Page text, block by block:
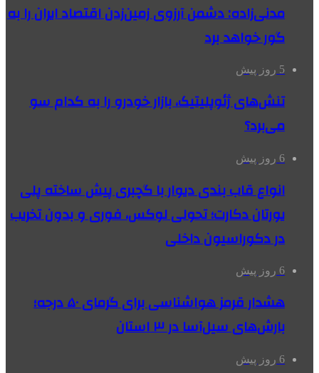
مدنی‌زاده: دشمن آرزوی زمین‌زدن اقتصاد ایران را به
گور خواهد برد
5 روز پیش
تنش‌های ژئوپلیتیک، بازار خودرو را به کدام سو
می‌برد؟
6 روز پیش
انواع قاب بندی دیوار با گچبری پیش ساخته پلی
یورتان دکارت؛ تحولی لوکس، فوری و بدون تخریب
در دکوراسیون داخلی
6 روز پیش
هشدار قرمز هواشناسی برای گرمای ۵۰ درجه؛
بارش‌های سیل‌آسا در ۳ استان
6 روز پیش